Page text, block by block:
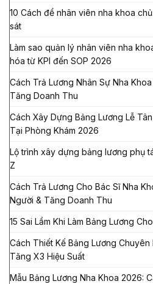
10 Cách để nhân viên nha khoa
sát
Làm sao quản lý nhân viên nha
hóa từ KPI đến SOP 2026
Cách Trả Lương Nhân Sự Nha
Tăng Doanh Thu
Cách Xây Dựng Bảng Lương Lễ
Tại Phòng Khám 2026
Lộ trình xây dựng bảng lương phụ
Z
Cách Trả Lương Cho Bác Sĩ Nha
Người & Tăng Doanh Thu
15 Sai Lầm Khi Làm Bảng Lương
Cách Thiết Kế Bảng Lương
Tăng X3 Hiệu Suất
Mẫu Bảng Lương Nha Khoa 2026: